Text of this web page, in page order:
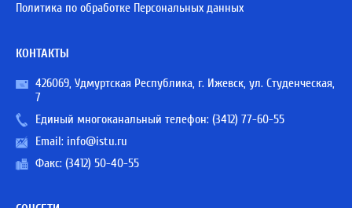
Политика по обработке Персональных данных
КОНТАКТЫ
426069, Удмуртская Республика, г. Ижевск, ул. Студенческая,
7
Единый многоканальный телефон: (3412) 77-60-55
Email: info@istu.ru
Факс: (3412) 50-40-55